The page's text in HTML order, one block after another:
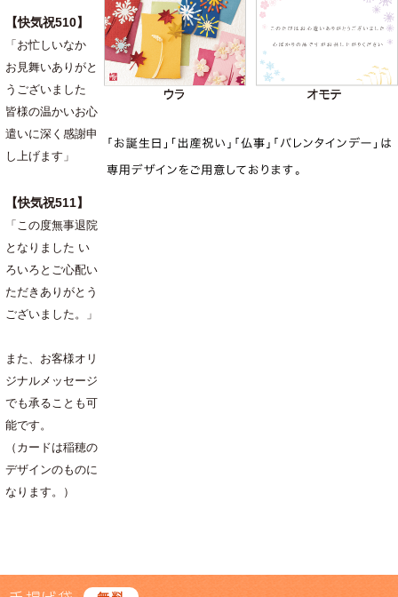
【快気祝510】
「お忙しいなか
お見舞いありがと
うございました
皆様の温かいお心
遣いに深く感謝申
し上げます」
【快気祝511】
「この度無事退院
となりました い
ろいろとご心配い
ただきありがとう
ございました。」
また、お客様オリ
ジナルメッセージ
でも承ることも可
能です。
（カードは稲穂の
デザインのものに
なります。）